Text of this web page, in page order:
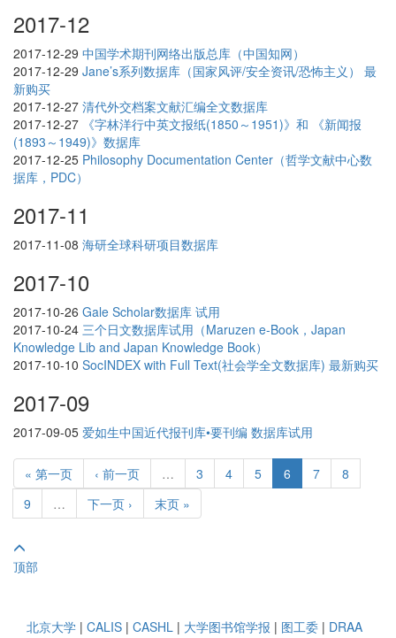
2017-12
2017-12-29 中国学术期刊网络出版总库（中国知网）
2017-12-29 Jane’s系列数据库（国家风评/安全资讯/恐怖主义） 最
新购买
2017-12-27 清代外交档案文献汇编全文数据库
2017-12-27 《字林洋行中英文报纸(1850～1951)》和 《新闻报
(1893～1949)》数据库
2017-12-25 Philosophy Documentation Center（哲学文献中心数
据库，PDC）
2017-11
2017-11-08 海研全球科研项目数据库
2017-10
2017-10-26 Gale Scholar数据库 试用
2017-10-24 三个日文数据库试用（Maruzen e-Book，Japan
Knowledge Lib and Japan Knowledge Book）
2017-10-10 SocINDEX with Full Text(社会学全文数据库) 最新购买
2017-09
2017-09-05 爱如生中国近代报刊库•要刊编 数据库试用
« 第一页 ‹ 前一页 … 3 4 5 6 7
8
9
… 下一页 › 末页 »
顶部
北京大学 | CALIS | CASHL | 大学图书馆学报 | 图工委 | DRAA